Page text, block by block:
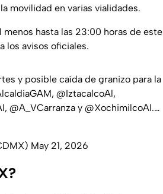
movilidad en varias vialidades.
hasta las 23:00 horas de este
los avisos oficiales.
y posible caída de granizo para la
, @IztacalcoAl,
, @A_VCarranza y @XochimilcoAl.…
May 21, 2026